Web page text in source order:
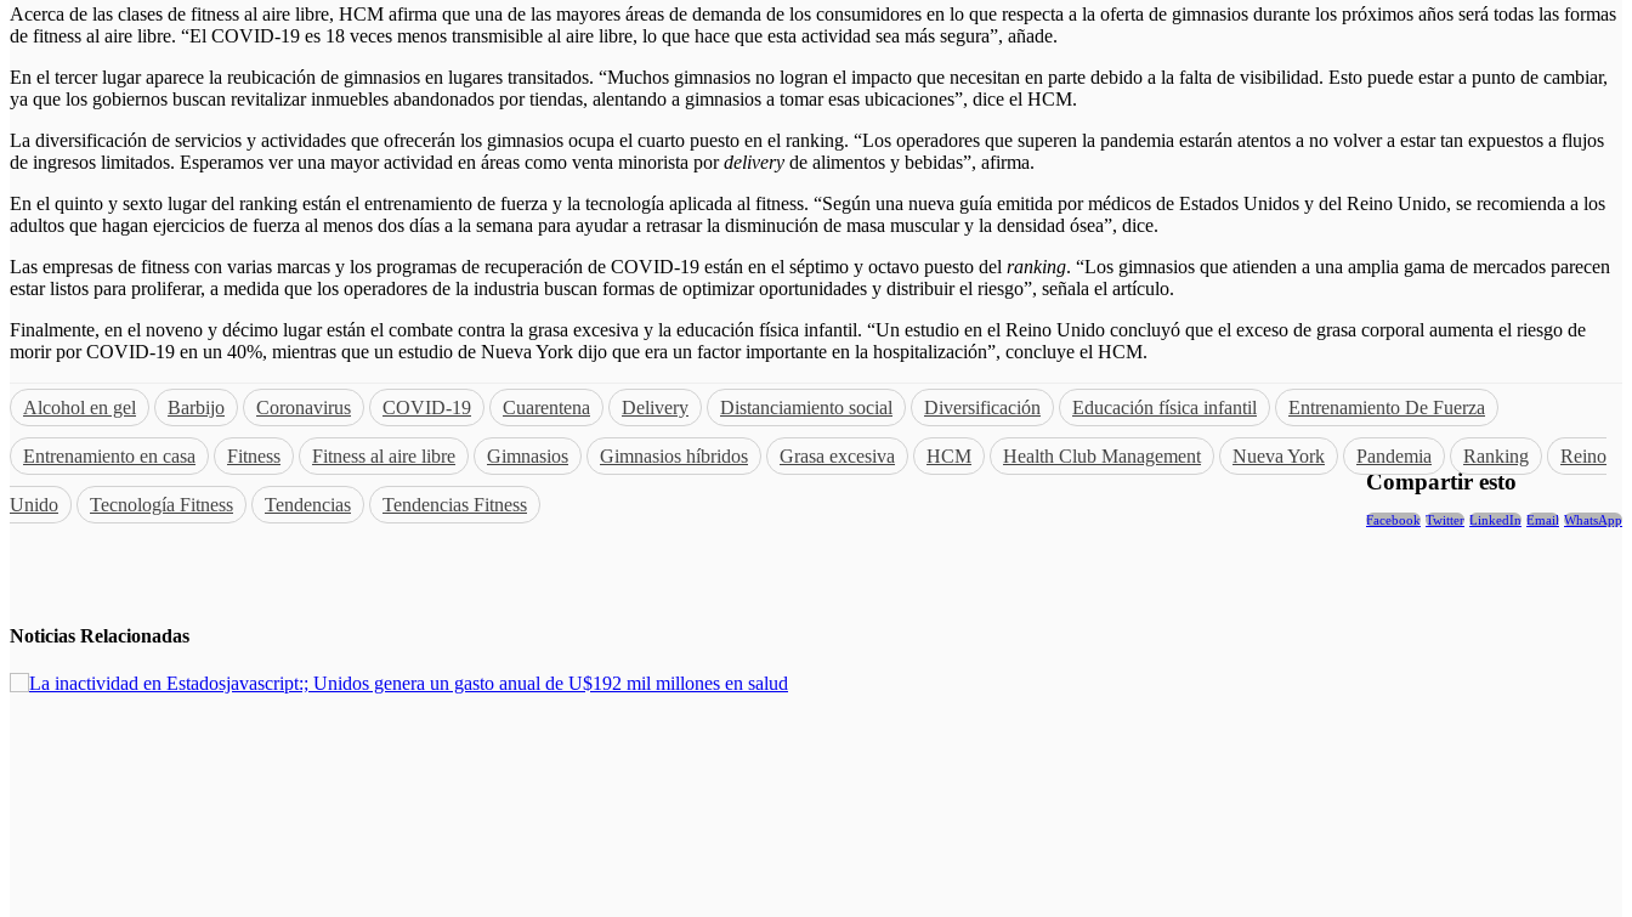
Acerca de las clases de fitness al aire libre, HCM afirma que una de las mayores áreas de demanda de los consumidores en lo que respecta a la oferta de gimnasios durante los próximos años será todas las formas
de fitness al aire libre. “El COVID-19 es 18 veces menos transmisible al aire libre, lo que hace que esta actividad sea más segura”, añade.
En el tercer lugar aparece la reubicación de gimnasios en lugares transitados. “Muchos gimnasios no logran el impacto que necesitan en parte debido a la falta de visibilidad. Esto puede estar a punto de cambiar,
ya que los gobiernos buscan revitalizar inmuebles abandonados por tiendas, alentando a gimnasios a tomar esas ubicaciones”, dice el HCM.
La diversificación de servicios y actividades que ofrecerán los gimnasios ocupa el cuarto puesto en el ranking. “Los operadores que superen la pandemia estarán atentos a no volver a estar tan expuestos a flujos
de ingresos limitados. Esperamos ver una mayor actividad en áreas como venta minorista pordelivery de alimentos y bebidas”, afirma.
En el quinto y sexto lugar del ranking están el entrenamiento de fuerza y la tecnología aplicada al fitness. “Según una nueva guía emitida por médicos de Estados Unidos y del Reino Unido, se recomienda a los
adultos que hagan ejercicios de fuerza al menos dos días a la semana para ayudar a retrasar la disminución de masa muscular y la densidad ósea”, dice.
Las empresas de fitness con varias marcas y los programas de recuperación de COVID-19 están en el séptimo y octavo puesto del ranking. “Los gimnasios que atienden a una amplia gama de mercados parecen
estar listos para proliferar, a medida que los operadores de la industria buscan formas de optimizar oportunidades y distribuir el riesgo”, señala el artículo.
Finalmente, en el noveno y décimo lugar están el combate contra la grasa excesiva y la educación física infantil. “Un estudio en el Reino Unido concluyó que el exceso de grasa corporal aumenta el riesgo de
morir por COVID-19 en un 40%, mientras que un estudio de Nueva York dijo que era un factor importante en la hospitalización”, concluye el HCM.
Alcohol en gel Barbijo Coronavirus COVID-19 Cuarentena Delivery Distanciamiento social Diversificación Educación física infantil Entrenamiento De Fuerza
Entrenamiento en casa Fitness Fitness al aire libre Gimnasios Gimnasios híbridos Grasa excesiva HCM Health Club Management Nueva York Pandemia Ranking Reino
Unido Tecnología Fitness Tendencias Tendencias Fitness
Compartir esto
Facebook Twitter LinkedIn Email WhatsApp
Noticias Relacionadas